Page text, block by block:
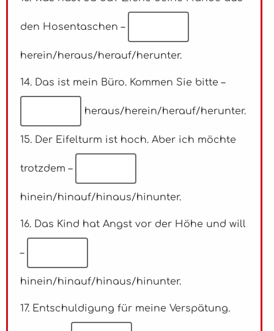
den Hosentaschen –
herein/heraus/herauf/herunter.
14. Das ist mein Büro. Kommen Sie bitte –
heraus/herein/herauf/herunter.
15. Der Eifelturm ist hoch. Aber ich möchte
trotzdem –
hinein/hinauf/hinaus/hinunter.
16. Das Kind hat Angst vor der Höhe und will
–
hinein/hinauf/hinaus/hinunter.
17. Entschuldigung für meine Verspätung.